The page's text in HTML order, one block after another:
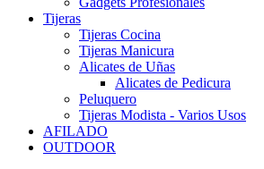
Tijeras
Tijeras Cocina
Tijeras Manicura
Alicates de Uñas
Alicates de Pedicura
Peluquero
Tijeras Modista - Varios Usos
AFILADO
OUTDOOR